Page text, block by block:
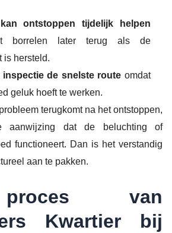
ontstoppen tijdelijk helpen
borrelen later terug als de
is hersteld.
de snelste route omdat
geluk hoeft te werken.
terugkomt na het ontstoppen,
aanwijzing dat de beluchting of
functioneert. Dan is het verstandig
aan te pakken.
van
Kwartier bij